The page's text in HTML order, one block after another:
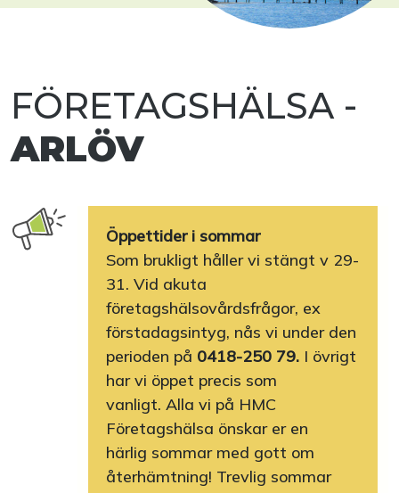
FÖRETAGSHÄLSA -
ARLÖV
Öppettider i sommar
Som brukligt håller vi stängt v 29-
31. Vid akuta
företagshälsovårdsfrågor, ex
förstadagsintyg, nås vi under den
perioden på 0418-250 79. I övrigt
har vi öppet precis som
vanligt. Alla vi på HMC
Företagshälsa önskar er en
härlig sommar med gott om
återhämtning! Trevlig sommar